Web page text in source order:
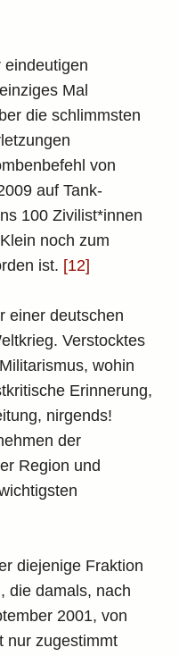
eindeutigen
Mal
die schlimmsten
von
auf Tank-
100 Zivilist*innen
noch zum
ist. [12]
einer deutschen
Verstocktes
wohin
Erinnerung,
nirgends!
der
Region und
diejenige Fraktion
die damals, nach
2001, von
nur zugestimmt